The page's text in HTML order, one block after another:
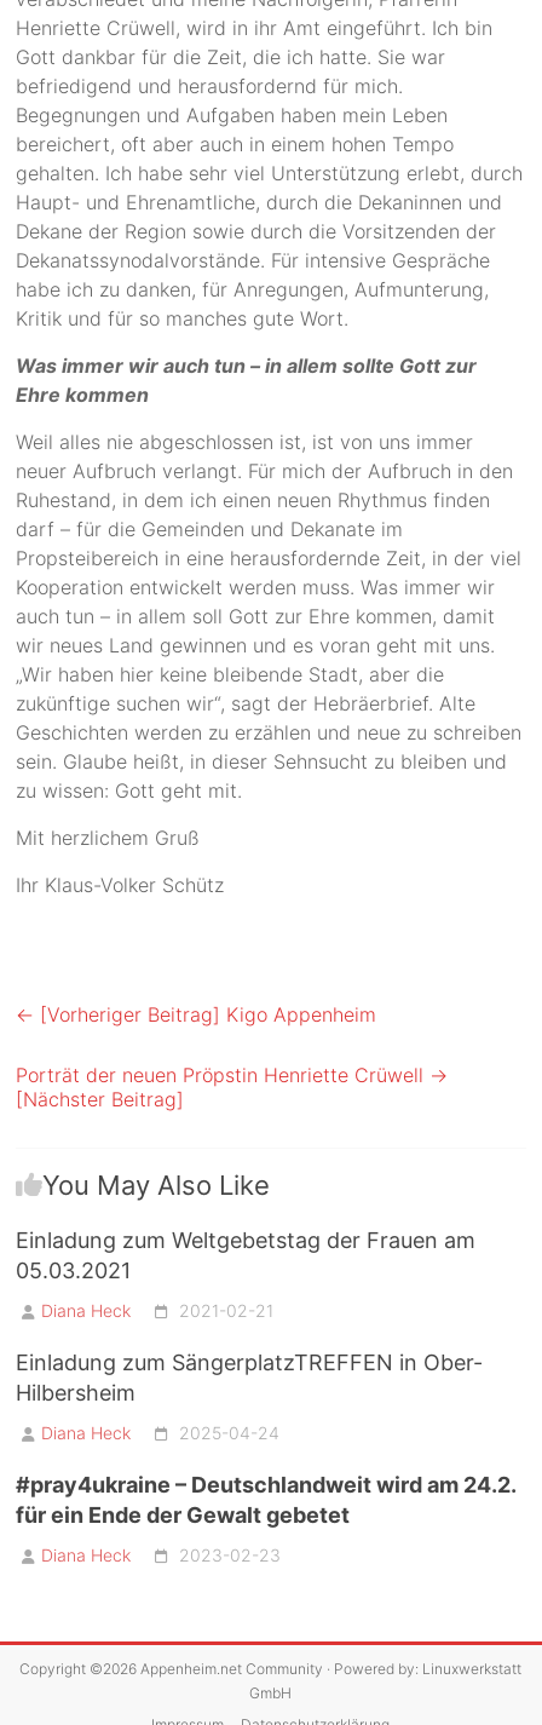
Henriette Crüwell, wird in ihr Amt eingeführt. Ich bin
Gott dankbar für die Zeit, die ich hatte. Sie war
befriedigend und herausfordernd für mich.
Begegnungen und Aufgaben haben mein Leben
bereichert, oft aber auch in einem hohen Tempo
gehalten. Ich habe sehr viel Unterstützung erlebt, durch
Haupt- und Ehrenamtliche, durch die Dekaninnen und
Dekane der Region sowie durch die Vorsitzenden der
Dekanatssynodalvorstände. Für intensive Gespräche
habe ich zu danken, für Anregungen, Aufmunterung,
Kritik und für so manches gute Wort.
Was immer wir auch tun ­­–­ in allem sollte Gott zur
Ehre kommen
Weil alles nie abgeschlossen ist, ist von uns immer
neuer Aufbruch verlangt. Für mich der Aufbruch in den
Ruhestand, in dem ich einen neuen Rhythmus finden
darf – für die Gemeinden und Dekanate im
Propsteibereich in eine herausfordernde Zeit, in der viel
Kooperation entwickelt werden muss. Was immer wir
auch tun – in allem soll Gott zur Ehre kommen, damit
wir neues Land gewinnen und es voran geht mit uns.
„Wir haben hier keine bleibende Stadt, aber die
zukünftige suchen wir“, sagt der Hebräerbrief. Alte
Geschichten werden zu erzählen und neue zu schreiben
sein. Glaube heißt, in dieser Sehnsucht zu bleiben und
zu wissen: Gott geht mit.
Mit herzlichem Gruß
Ihr Klaus-Volker Schütz
← [Vorheriger Beitrag] Kigo Appenheim
Porträt der neuen Pröpstin Henriette Crüwell →
[Nächster Beitrag]
You May Also Like
Einladung zum Weltgebetstag der Frauen am
05.03.2021
Diana Heck 2021-02-21
Einladung zum SängerplatzTREFFEN in Ober-
Hilbersheim
Diana Heck 2025-04-24
#pray4ukraine – Deutschlandweit wird am 24.2.
für ein Ende der Gewalt gebetet
Diana Heck 2023-02-23
Copyright ©2026 Appenheim.net Community · Powered by: Linuxwerkstatt
GmbH